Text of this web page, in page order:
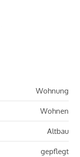
Wohnung
Wohnen
Altbau
gepflegt